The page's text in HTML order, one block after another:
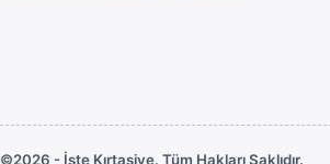
©2026 - İşte Kırtasiye. Tüm Hakları Saklıdır.